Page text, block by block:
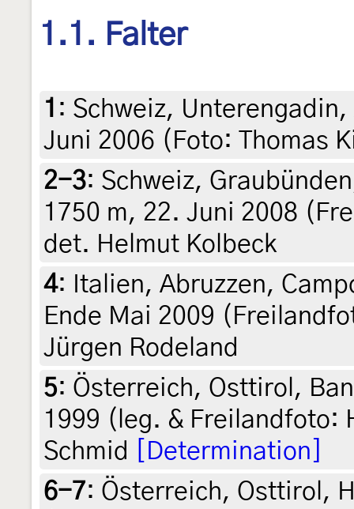
1.1. Falter
1 : Schweiz,
Juni 2006 (Foto: Thomas
2-3: Schweiz,
1750 m, 22. Juni 2008
det. Helmut Kolbeck
4:
Italien, Abruzzen,
Ende Mai 2009
Jürgen Rodeland
5: Österreich, Osttirol,
1999 (leg. & Freilandfoto:
Schmid
[Determination]
6-7: Österreich, Osttirol,